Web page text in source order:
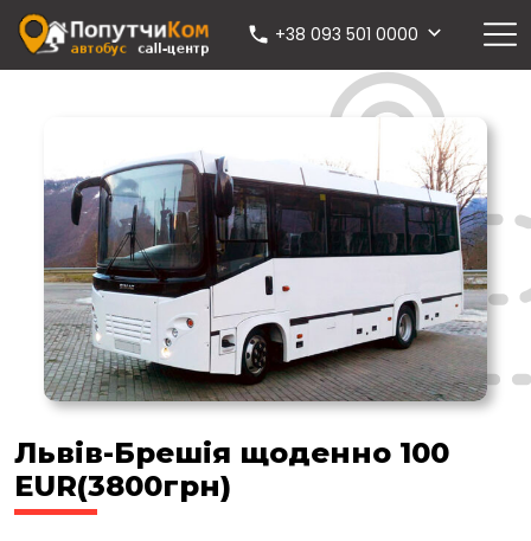
+38 093 501 0000
Львів-Брешія щоденно 100
EUR(3800грн)